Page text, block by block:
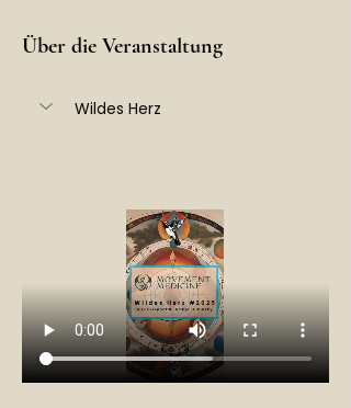
Über die Veranstaltung
Wildes Herz